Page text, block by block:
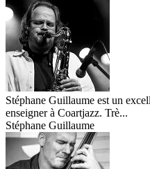
Stéphane Guillaume est un
enseigner à Coartjazz. Trè...
Stéphane Guillaume